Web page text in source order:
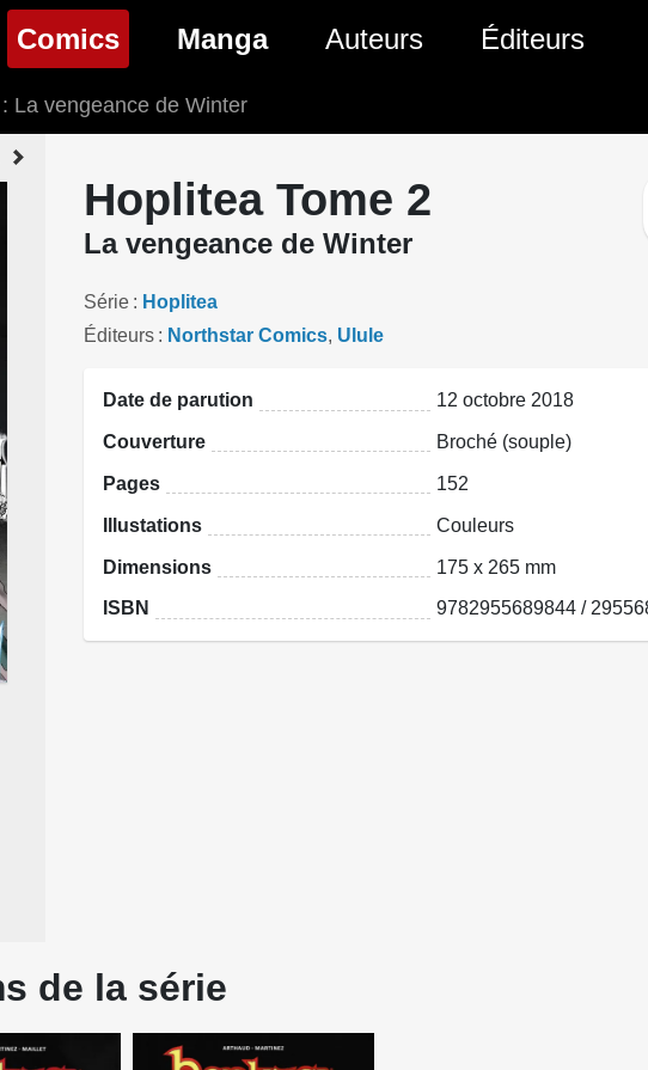
BD
sorties BD
Comics(page courante)
Nouveautés Comics
Genres Comics
Manga
Nouveautés Manga
Genres Manga
Auteurs Éditeurs
La vengeance de Winter
Hoplitea Tome 2
La vengeance de Winter
Série
Hoplitea
Éditeurs
Northstar Comics, Ulule
Date de parution 12 octobre 2018
Couverture Broché (souple)
Pages 152
Illustations Couleurs
Dimensions 175 x 265 mm
ISBN 9782955689844 /
de la série